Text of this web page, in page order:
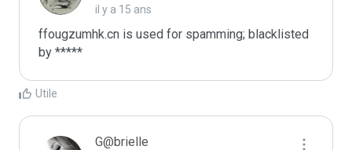
il y a 15 ans
ffougzumhk.cn is used for spamming; blacklisted
by *****
Utile
G@brielle